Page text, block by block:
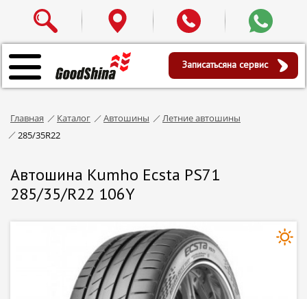
Записатьсяна сервис
Главная Каталог Автошины
Летние автошины
285/35R22
Автошина Kumho Ecsta PS71
285/35/R22 106Y